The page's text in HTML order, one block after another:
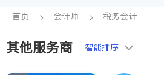
银行贷款 会计师
建筑装修
TX - Other Cities
首页 会计师 税务会计
其他服务商 智能排序